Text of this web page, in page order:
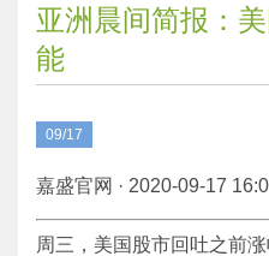
亚洲晨间简报：
能
09/17
嘉盛官网 · 2020-09-17
周三，美国股市回吐之前